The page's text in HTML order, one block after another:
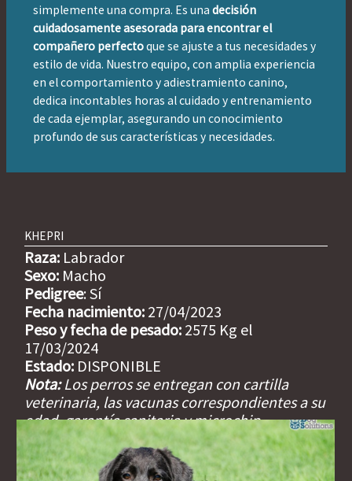
simplemente una compra. Es unadecisión
cuidadosamente asesorada para encontrar el
compañero perfectoque se ajuste a tus necesidades y
estilo de vida. Nuestro equipo, con amplia experiencia
en el comportamiento y adiestramiento canino,
dedica incontables horas al cuidado y entrenamiento
de cada ejemplar, asegurando un conocimiento
profundo de sus características y necesidades.
KHEPRI
Raza: Labrador
Sexo: Macho
Pedigree: Sí
Fecha nacimiento: 27/04/2023
Peso y fecha de pesado: 2575 Kg el
17/03/2024
Estado: DISPONIBLE
Nota:Los perros se entregan con cartilla
veterinaria, las vacunas correspondientes a su
edad, garantía sanitaria y microchip
incorporado.